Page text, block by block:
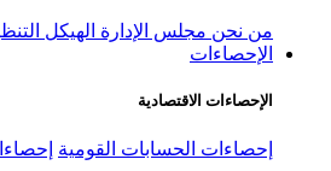
من نحن مجلس الإدارة الهيكل
الإحصاءات
الإحصاءات الاقتصادية
إحصاءات الحسابات القومية